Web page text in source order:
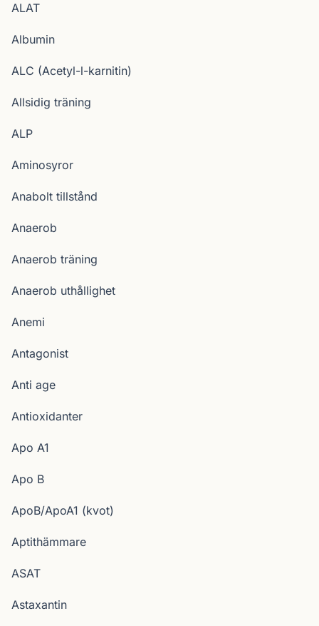
ALAT
Albumin
ALC (Acetyl-l-karnitin)
Allsidig träning
ALP
Aminosyror
Anabolt tillstånd
Anaerob
Anaerob träning
Anaerob uthållighet
Anemi
Antagonist
Anti age
Antioxidanter
Apo A1
Apo B
ApoB/ApoA1 (kvot)
Aptithämmare
ASAT
Astaxantin